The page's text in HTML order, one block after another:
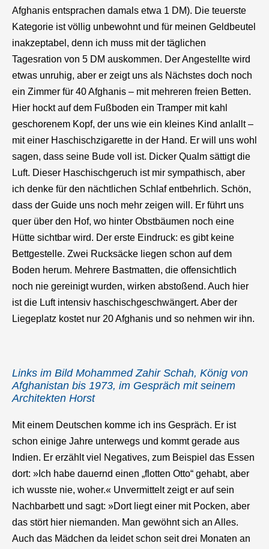
Afghanis entsprachen damals etwa 1 DM). Die teuerste
Kategorie ist völlig unbewohnt und für meinen Geldbeutel
inakzeptabel, denn ich muss mit der täglichen
Tagesration von 5 DM auskommen. Der Angestellte wird
etwas unruhig, aber er zeigt uns als Nächstes doch noch
ein Zimmer für 40 Afghanis – mit mehreren freien Betten.
Hier hockt auf dem Fußboden ein Tramper mit kahl
geschorenem Kopf, der uns wie ein kleines Kind anlallt –
mit einer Haschischzigarette in der Hand. Er will uns wohl
sagen, dass seine Bude voll ist. Dicker Qualm sättigt die
Luft. Dieser Haschischgeruch ist mir sympathisch, aber
ich denke für den nächtlichen Schlaf entbehrlich. Schön,
dass der Guide uns noch mehr zeigen will. Er führt uns
quer über den Hof, wo hinter Obstbäumen noch eine
Hütte sichtbar wird. Der erste Eindruck: es gibt keine
Bettgestelle. Zwei Rucksäcke liegen schon auf dem
Boden herum. Mehrere Bastmatten, die offensichtlich
noch nie gereinigt wurden, wirken abstoßend. Auch hier
ist die Luft intensiv haschischgeschwängert. Aber der
Liegeplatz kostet nur 20 Afghanis und so nehmen wir ihn.
Links im Bild Mohammed Zahir Schah, König von
Afghanistan bis 1973, im Gespräch mit seinem
Architekten Horst
Mit einem Deutschen komme ich ins Gespräch. Er ist
schon einige Jahre unterwegs und kommt gerade aus
Indien. Er erzählt viel Negatives, zum Beispiel das Essen
dort: »Ich habe dauernd einen „flotten Otto“ gehabt, aber
ich wusste nie, woher.« Unvermittelt zeigt er auf sein
Nachbarbett und sagt: »Dort liegt einer mit Pocken, aber
das stört hier niemanden. Man gewöhnt sich an Alles.
Auch das Mädchen da leidet schon seit drei Monaten an